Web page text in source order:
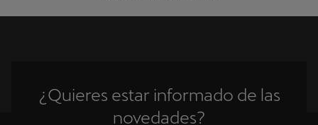
¿Quieres estar informado de las
novedades?